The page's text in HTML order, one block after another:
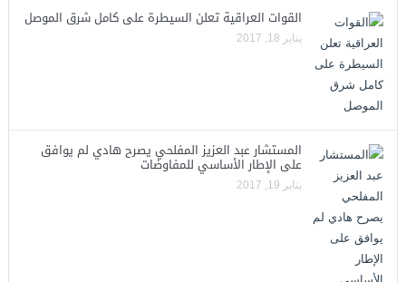
القوات العراقية تعلن السيطرة على كامل شرق الموصل
يناير 18, 2017
المستشار عبد العزيز المفلحي يصرح هادي لم يوافق
على الإطار الأساسي للمفاوضات
يناير 19, 2017